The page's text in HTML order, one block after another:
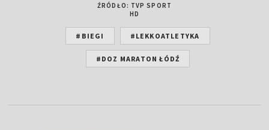
ŹRÓDŁO: TVP SPORT
HD
#BIEGI #LEKKOATLETYKA
#DOZ MARATON ŁÓDŹ